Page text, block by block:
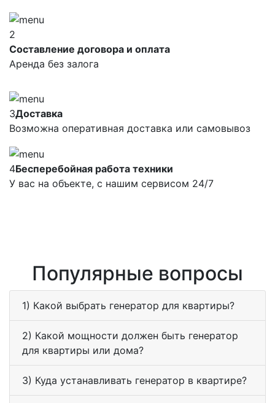
2
Составление договора и оплата
Аренда без залога
3Доставка
Возможна оперативная доставка или самовывоз
4Бесперебойная работа техники
У вас на объекте, с нашим сервисом 24/7
Популярные вопросы
1) Какой выбрать генератор для квартиры?
2) Какой мощности должен быть генератор
для квартиры или дома?
3) Куда устанавливать генератор в квартире?